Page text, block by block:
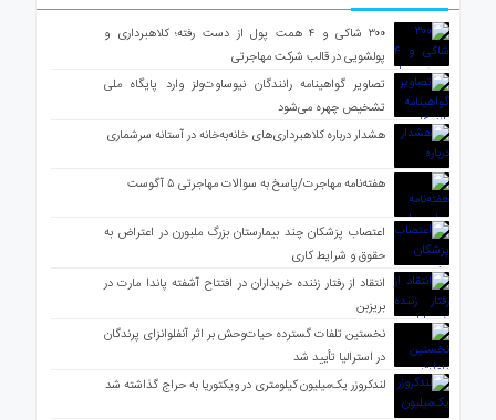
۳۰۰ شاکی و ۴ همت پول از دست رفته؛ کلاهبرداری و
پولشویی در قالب شرکت مهاجرتی
تصاویر گواهینامه رانندگان نیوساوت‌ولز وارد پایگاه ملی
تشخیص چهره می‌شود
هشدار درباره کلاهبرداری‌های خانه‌به‌خانه در آستانه سرشماری
هفته‌نامه مهاجرت/پاسخ به سوالات مهاجرتی ۵ آگوست
اعتصاب پزشکان چند بیمارستان بزرگ ملبورن در اعتراض به
حقوق و شرایط کاری
انتقاد از رفتار زننده خریداران در افتتاح آشفته پاندا مارت در
بریزبن
نخستین تلفات گسترده حیات‌وحش بر اثر آنفلوانزای پرندگان
در استرالیا تأیید شد
لندکروزر یک‌میلیون کیلومتری در ویکتوریا به حراج گذاشته شد